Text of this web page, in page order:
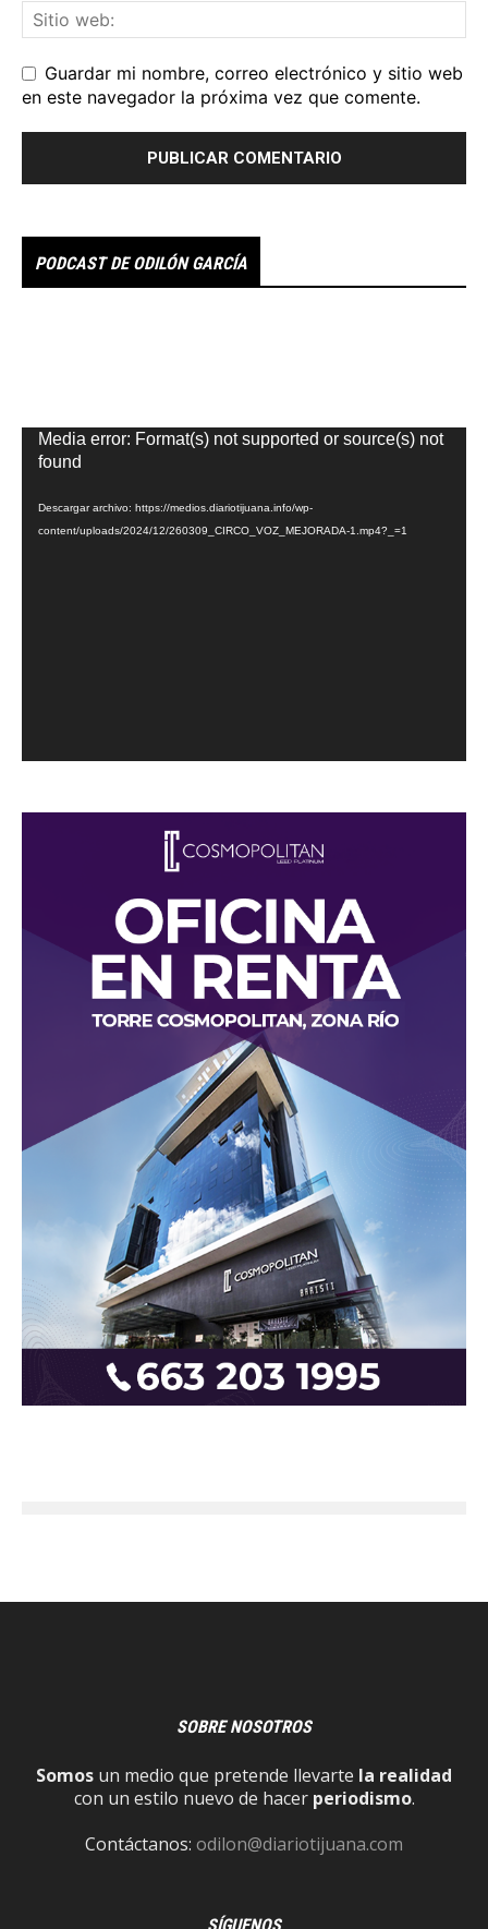
Guardar mi nombre, correo electrónico y sitio web
en este navegador la próxima vez que comente.
PODCAST DE ODILÓN GARCÍA
Reproductor
de
Media error: Format(s) not supported or source(s) not
found
Descargar archivo: https://medios.diariotijuana.info/wp-
content/uploads/2024/12/260309_CIRCO_VOZ_MEJORADA-1.mp4?_=1
SOBRE NOSOTROS
Somos un medio que pretende llevarte la realidad
con un estilo nuevo de hacer periodismo.
Contáctanos: odilon@diariotijuana.com